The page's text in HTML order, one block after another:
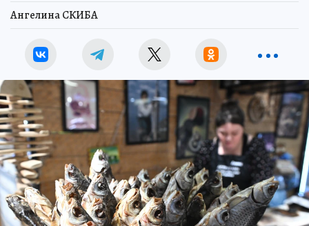
Ангелина СКИБА